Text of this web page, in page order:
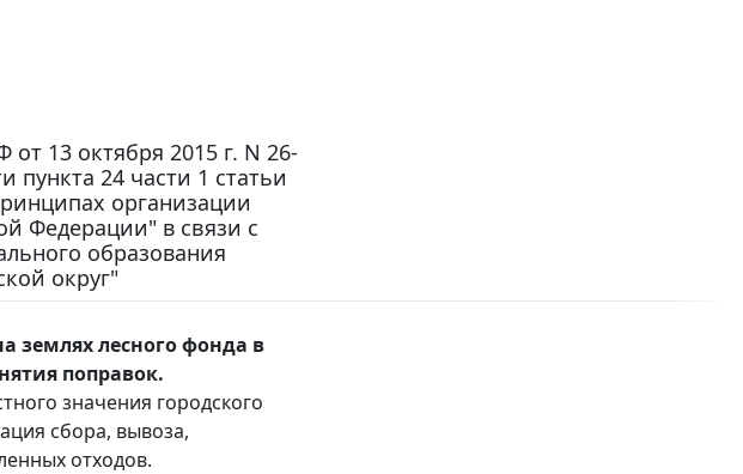
13 октября 2015 г. N 26-
пункта 24 части 1 статьи
организации
Федерации" в связи с
образования
округ"
землях лесного фонда в
поправок.
значения городского
сбора, вывоза,
отходов.